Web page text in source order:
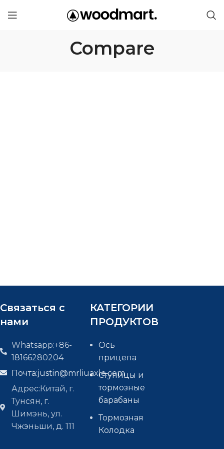
Compare
Связаться с
нами
Whatsapp:+86-
18166280204
Почта:justin@mrliuaxle.com
Адрес:Китай, г.
Тунсян, г.
Шимэнь, ул.
Чжэньши, д. 111
КАТЕГОРИИ
ПРОДУКТОВ
Ось
прицепа
Ступицы и
тормозные
барабаны
Тормозная
Колодка